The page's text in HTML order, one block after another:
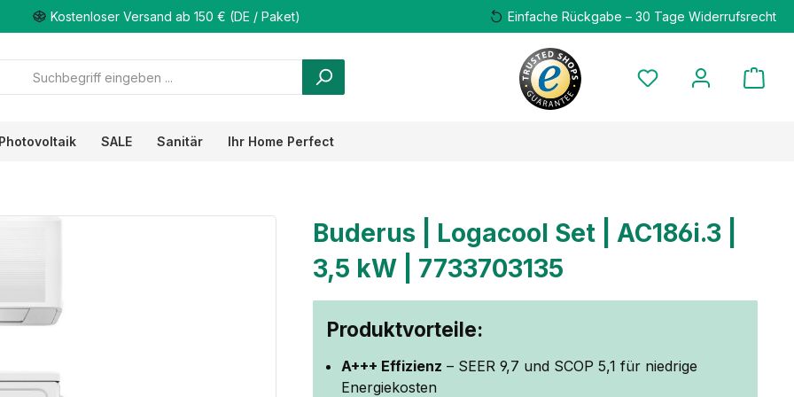
Kostenloser Versand ab 150 € (DE / Paket) Einfache Rückgabe – 30 Tage Widerrufsrecht
Photovoltaik SALE Sanitär Ihr Home Perfect
Buderus | Logacool Set | AC186i.3 |
3,5 kW | 7733703135
Produktvorteile:
A+++ Effizienz – SEER 9,7 und SCOP 5,1 für niedrige
Energiekosten